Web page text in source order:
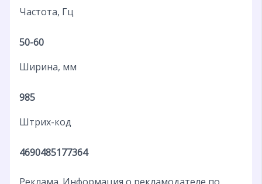
Частота, Гц
50-60
Ширина, мм
985
Штрих-код
4690485177364